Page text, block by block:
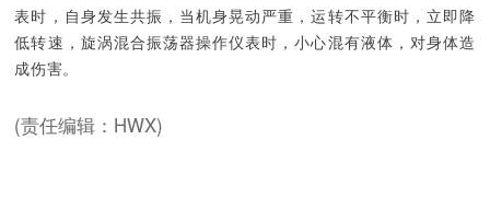
表时，自身发生共振，当机身晃动严重，运转不平衡时，立即降
低转速，旋涡混合振荡器操作仪表时，小心混有液体，对身体造
成伤害。
(责任编辑：HWX)